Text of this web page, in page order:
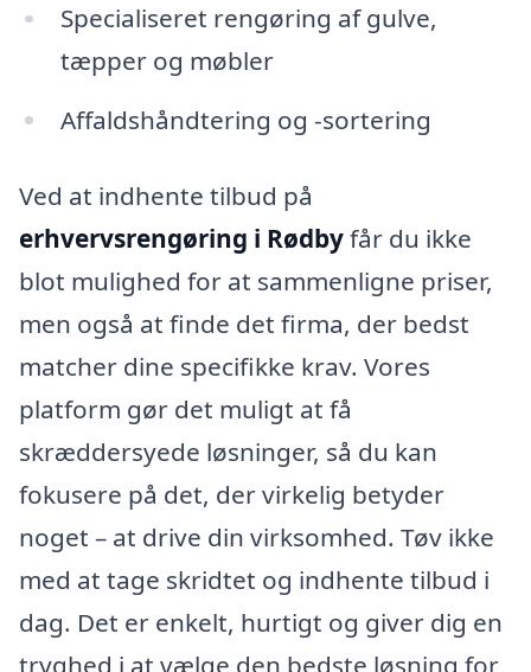
Specialiseret rengøring af gulve,
tæpper og møbler
Affaldshåndtering og -sortering
Ved at indhente tilbud på
erhvervsrengøring i Rødbyfår du ikke
blot mulighed for at sammenligne priser,
men også at finde det firma, der bedst
matcher dine specifikke krav. Vores
platform gør det muligt at få
skræddersyede løsninger, så du kan
fokusere på det, der virkelig betyder
noget – at drive din virksomhed. Tøv ikke
med at tage skridtet og indhente tilbud i
dag. Det er enkelt, hurtigt og giver dig en
tryghed i at vælge den bedste løsning for